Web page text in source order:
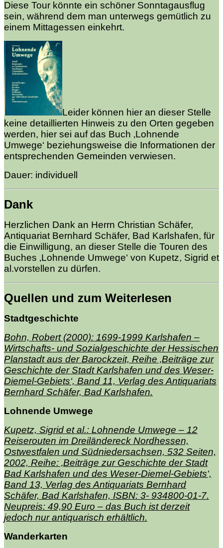
Diese Tour könnte ein schöner Sonntagausflug
sein, während dem man unterwegs gemütlich zu
einem Mittagessen einkehrt.
Leider können hier an dieser Stelle
keine detaillierten Hinweis zu den Orten gegeben
werden, hier sei auf das Buch ‚Lohnende
Umwege‘ beziehungsweise die Informationen der
entsprechenden Gemeinden verwiesen.
Dauer: individuell
Dank
Herzlichen Dank an Herrn Christian Schäfer,
Antiquariat Bernhard Schäfer, Bad Karlshafen, für
die Einwilligung, an dieser Stelle die Touren des
Buches ‚Lohnende Umwege‘ von Kupetz, Sigrid et
al.vorstellen zu dürfen.
Quellen und zum Weiterlesen
Stadtgeschichte
Bohn, Robert (2000): 1699-1999 Karlshafen –
Wirtschafts- und Sozialgeschichte der Hessischen
Planstadt aus der Barockzeit, Reihe ‚Beiträge zur
Geschichte der Stadt Karlshafen und des Weser-
Diemel-Gebiets‘, Band 11, Verlag des Antiquariats
Bernhard Schäfer, Bad Karlshafen.
Lohnende Umwege
Kupetz, Sigrid et al.: Lohnende Umwege – 12
Reiserouten im Dreiländereck Nordhessen,
Ostwestfalen und Südniedersachsen, 532 Seiten,
2002, Reihe: ‚Beiträge zur Geschichte der Stadt
Bad Karlshafen und des Weser-Diemel-Gebiets‘,
Band 13, Verlag des Antiquariats Bernhard
Schäfer, Bad Karlshafen, ISBN: 3- 934800-01-7.
Neupreis: 49,90 Euro – das Buch ist derzeit
jedoch nur antiquarisch erhältlich.
Wanderkarten